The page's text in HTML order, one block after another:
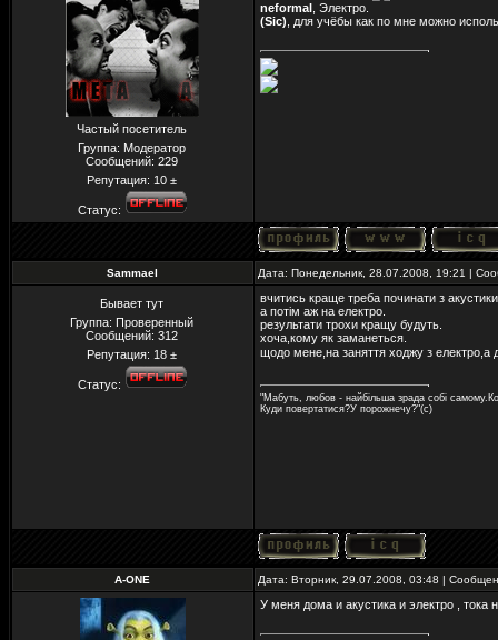
Частый посетитель
Группа: Модератор
Сообщений:229
Репутация: 10 ±
Статус:
neformal , Электро.
(Sic) , для учёбы как по мне можно
Sammael Дата: Понедельник, 28.07.2008, 19:21 |
Бывает тут
Группа: Проверенный
Сообщений:312
Репутация: 18 ±
Статус:
вчитись краще треба починати з
а потім аж на електро.
результати трохи кращу будуть.
хоча,кому як заманеться.
щодо мене,на заняття ходжу з електро,а
"Мабуть, любов - найбільша зрада собі
Куди повертатися?У порожнечу?"(с)
A-ONE Дата: Вторник, 29.07.2008, 03:48 |
У меня дома и акустика и электро , тока